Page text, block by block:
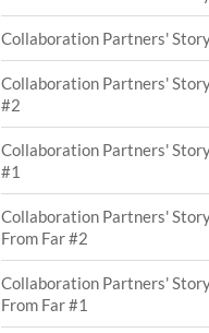
Collaboration Partners' Story
Collaboration Partners'
#2
Collaboration Partners'
#1
Collaboration Partners'
From Far #2
Collaboration Partners'
From Far #1